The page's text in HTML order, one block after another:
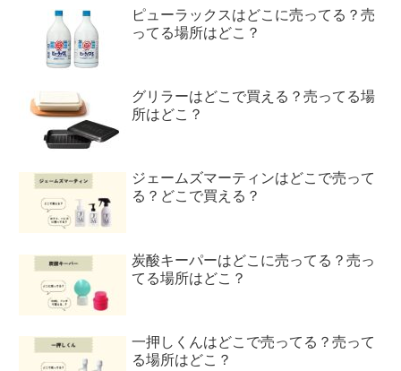
ピューラックスはどこに売ってる？売
ってる場所はどこ？
グリラーはどこで買える？売ってる場
所はどこ？
ジェームズマーティンはどこで売って
る？どこで買える？
炭酸キーパーはどこに売ってる？売っ
てる場所はどこ？
一押しくんはどこで売ってる？売って
る場所はどこ？